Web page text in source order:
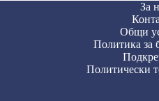
За
Общи
Политика за
Политически